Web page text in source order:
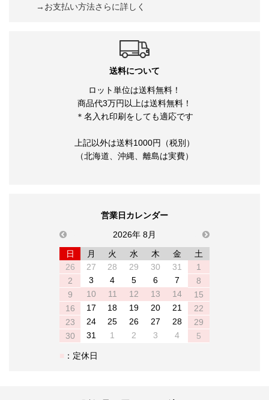
→お支払い方法さらに詳しく
送料について
ロット単位は送料無料！
商品代3万円以上は送料無料！
＊名入れ印刷をしても適応です
上記以外は送料1000円（税別）
（北海道、沖縄、離島は実費）
営業日カレンダー
previous
2026年 8月
next
日
月 火 水 木 金
土
26
27 28 29 30 31
1
2
3 4 5 6 7
8
9
10 11 12 13 14
15
16
17 18 19 20 21
22
23
24 25 26 27 28
29
30
31 1 2 3 4 5
：定休日